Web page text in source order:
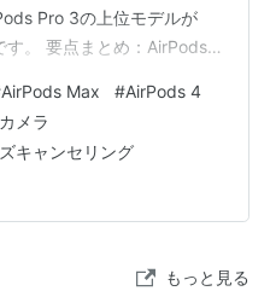
Pro 3の上位モデルが
す。 要点まとめ：AirPods
るAirPodsの整理 本題：
が別ラインで来る可能性
C更新は済んだが、次の“本
AirPods Max #AirPods 4
メラ
キャンセリング
もっと見る